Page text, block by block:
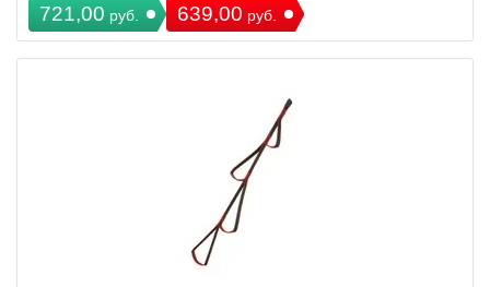
721,00 руб. 639,00 руб.